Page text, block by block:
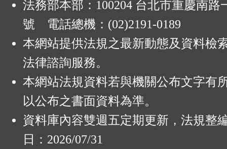
法務部本部：100204 台北市重慶南路
號 電話總機：(02)2191-0189
本網站提供法規之最新動態及資料檢
法律諮詢服務。
本網站法規資料若與機關公布文字有
以公布之書面資料為準。
資料庫內容雙週五定期更新，法規整
日：2026/07/31